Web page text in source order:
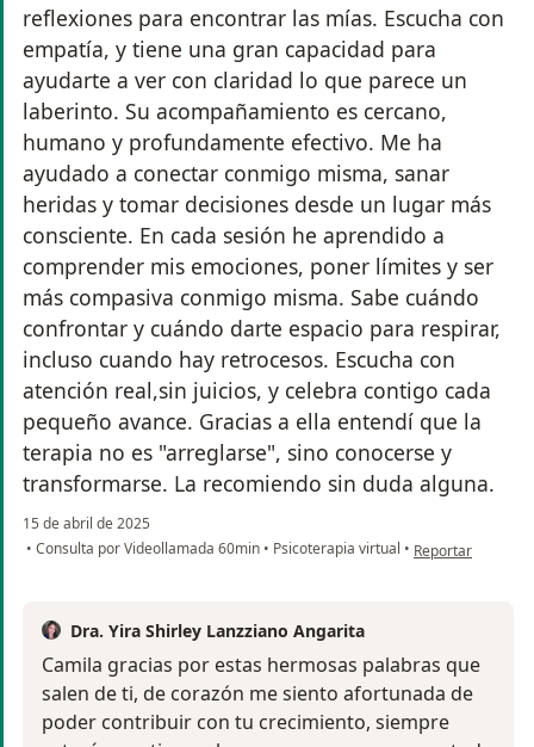
reflexiones para encontrar las mías. Escucha con
empatía, y tiene una gran capacidad para
ayudarte a ver con claridad lo que parece un
laberinto. Su acompañamiento es cercano,
humano y profundamente efectivo. Me ha
ayudado a conectar conmigo misma, sanar
heridas y tomar decisiones desde un lugar más
consciente. En cada sesión he aprendido a
comprender mis emociones, poner límites y ser
más compasiva conmigo misma. Sabe cuándo
confrontar y cuándo darte espacio para respirar,
incluso cuando hay retrocesos. Escucha con
atención real,sin juicios, y celebra contigo cada
pequeño avance. Gracias a ella entendí que la
terapia no es "arreglarse", sino conocerse y
transformarse. La recomiendo sin duda alguna.
15 de abril de 2025
• Consulta por Videollamada 60min • Psicoterapia virtual • en opinión del
Reportar
Dra. Yira Shirley Lanzziano Angarita
Camila gracias por estas hermosas palabras que
salen de ti, de corazón me siento afortunada de
poder contribuir con tu crecimiento, siempre